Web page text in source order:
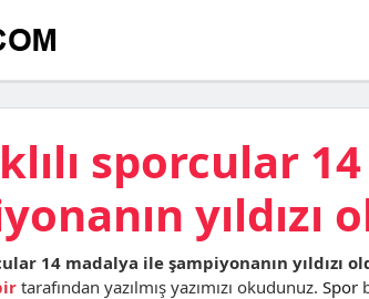
sporcular
yıldızı
14 madalya ile şampiyonanın yıldızı
tarafından yazılmış yazımızı okudunuz. Spor